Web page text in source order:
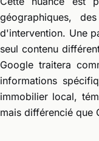
géographiques,
d'intervention. Une
seul contenu
Google traitera
informations
immobilier local,
mais différencié que